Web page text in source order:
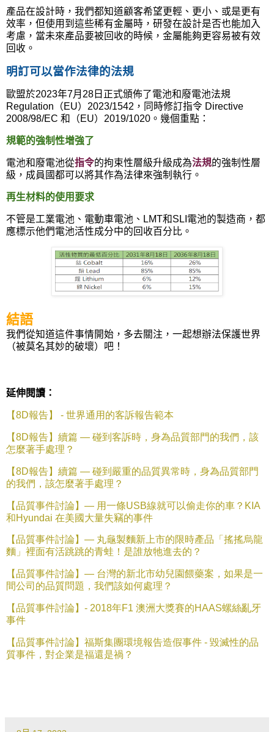
產品在設計時，我們都知道顧客希望更輕、更小、或是更有
效率，但使用到這些稀有金屬時，研發在設計是否也能加入
考慮，當未來產品要被回收的時候，金屬能夠更容易被有效
回收。
明訂可以當作法律的法規
歐盟於2023年7月28日正式頒佈了電池和廢電池法規
Regulation（EU）2023/1542，同時修訂指令 Directive
2008/98/EC 和（EU）2019/1020。幾個重點：
規範的強制性增強了
電池和廢電池從指令的拘束性層級升級成為法規的強制性層
級，成員國都可以將其作為法律來強制執行。
再生材料的使用要求
不管是工業電池、電動車電池、LMT和SLI電池的製造商，都
應標示他們電池活性成分中的回收百分比。
結語
我們從知道這件事情開始，多去關注，一起想辦法保護世界
（被莫名其妙的破壞）吧！
延伸閱讀：
【8D報告】 - 世界通用的客訴報告範本
【8D報告】續篇 — 碰到客訴時，身為品質部門的我們，該
怎麼著手處理？
【8D報告】續篇 — 碰到嚴重的品質異常時，身為品質部門
的我們，該怎麼著手處理？
【品質事件討論】— 用一條USB線就可以偷走你的車？ KIA
和Hyundai 在美國大量失竊的事件
【品質事件討論】— 丸龜製麵新上市的限時產品「搖搖烏龍
麵」裡面有活跳跳的青蛙！是誰放牠進去的？
【品質事件討論】— 台灣的新北市幼兒園餵藥案，如果是一
間公司的品質問題，我們該如何處理？
【品質事件討論】 - 2018年F1 澳洲大獎賽的HAAS螺絲亂牙
事件
【品質事件討論】福斯集團環境報告造假事件 - 毀滅性的品
質事件，對企業是福還是禍？